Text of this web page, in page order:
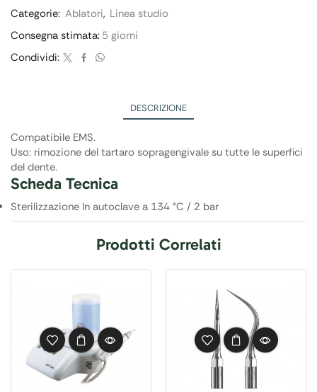
Categorie: Ablatori, Linea studio
Consegna stimata: 5 giorni
Condividi:
DESCRIZIONE
Compatibile EMS.
Uso: rimozione del tartaro sopragengivale su tutte le superfici
del dente.
Scheda Tecnica
Sterilizzazione In autoclave a 134 °C / 2 bar
Prodotti Correlati